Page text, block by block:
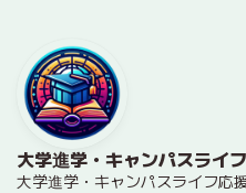
大学進学・キャンパスライ
大学進学・キャンパスライフ応